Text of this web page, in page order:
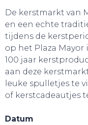
De kerstmarkt van
en een echte
tijdens de
op het Plaza Mayor
100 jaar
aan deze
leuke spulletjes te
of kerstcadeautjes
Datum